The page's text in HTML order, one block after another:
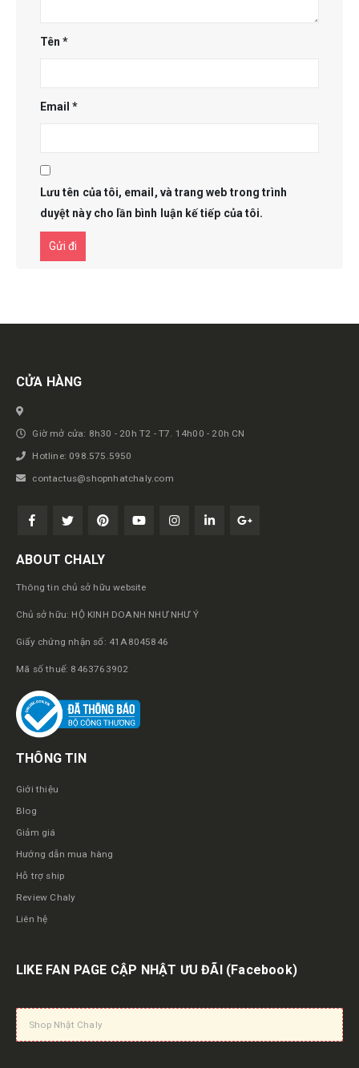
Tên*
Email*
Lưu tên của tôi, email, và trang web trong trình
duyệt này cho lần bình luận kế tiếp của tôi.
Get in touch
CỬA HÀNG
Giờ mở cửa: 8h30 - 20h T2 - T7. 14h00 - 20h CN
Hotline: 098.575.5950
contactus@shopnhatchaly.com
ABOUT CHALY
Thông tin chủ sở hữu website
Chủ sở hữu: HỘ KINH DOANH NHƯ NHƯ Ý
Giấy chứng nhận số: 41A8045846
Mã số thuế: 8463763902
THÔNG TIN
Giới thiệu
Blog
Giảm giá
Hướng dẫn mua hàng
Hỗ trợ ship
Review Chaly
Liên hệ
LIKE FAN PAGE CẬP NHẬT ƯU ĐÃI (Facebook)
Shop Nhật Chaly